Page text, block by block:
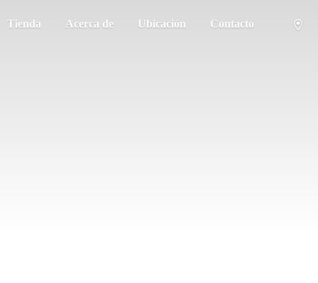
Tienda Acerca de Ubicación Contacto